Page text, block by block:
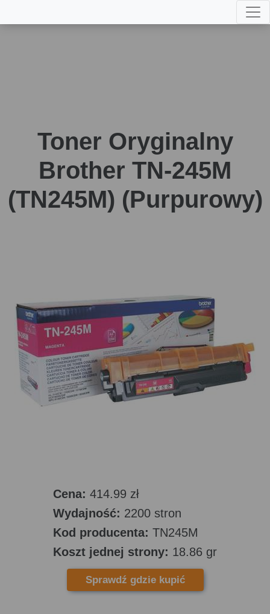
Toner Oryginalny
Brother TN-245M
(TN245M) (Purpurowy)
Cena: 414.99 zł
Wydajność: 2200 stron
Kod producenta: TN245M
Koszt jednej strony: 18.86 gr
Sprawdź gdzie kupić